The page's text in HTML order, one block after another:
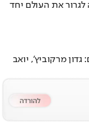
את העולם יחד
גדון מרקוביץ', יואב